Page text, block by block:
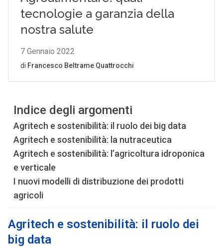
Indice degli argomenti
Agritech e sostenibilità: il ruolo dei big data
Agritech e sostenibilità: la nutraceutica
Agritech e sostenibilità: l’agricoltura idroponica
e verticale
I nuovi modelli di distribuzione dei prodotti
agricoli
Agritech e sostenibilità: il ruolo dei
big data